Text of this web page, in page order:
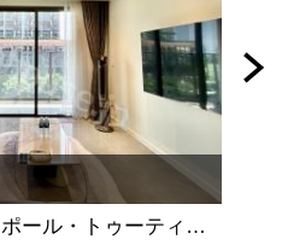
高級感あふれるメトロポール・トゥーティエムの3ベッドルーム